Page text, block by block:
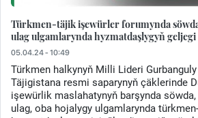
Türkmen-täjik işewürler forumynda
ulag ulgamlarynda hyzmatdaşlygyň
05.04.24 - 10:49
Türkmen halkynyň Milli Lideri
Täjigistana resmi saparynyň çäklerinde
işewürlik maslahatynyň barşynda
ulag, oba hojalygy ulgamlarynda